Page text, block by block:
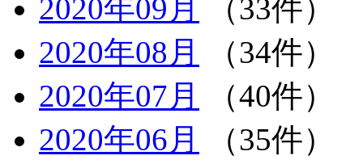
2020年09月
（33件）
2020年08月
（34件）
2020年07月
（40件）
2020年06月
（35件）